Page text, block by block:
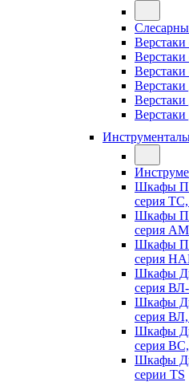
Верстаки
Шкафы
серия
Шкафы
серия
Шкафы
серия
Шкафы
cерия
Шкафы
серия ВЛ,
Шкафы
серия
Шкафы
серии TS